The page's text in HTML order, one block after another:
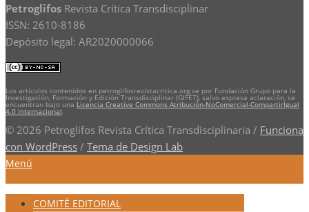
Petroglifos Revista Crítica Transdisciplinar
ISSN: 2610-8186
Depósito legal: AR2020000066
Los artículos contenidos en petroglifosrevistacritica.org.ve por Fundación Grupo para la
Investigación, Formación y Edición Transdisciplinar (GIFET), salvo expresa aclaración, se
encuentran bajo una Licencia Creative Commons Atribución-NoComercial-CompartirIgual
4.0 Internacional
© 2026 Petroglifos Revista Crítica Transdisciplinaria / Funciona
con WordPress / Tema de Design Lab
Menú
COMITÉ EDITORIAL